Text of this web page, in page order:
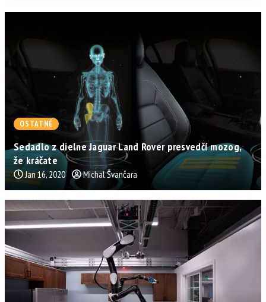
OSTATNÉ
Sedadlo z dielne Jaguar Land Rover presvedčí mozog,
že kráčate
Jan 16, 2020 Michal Švančara